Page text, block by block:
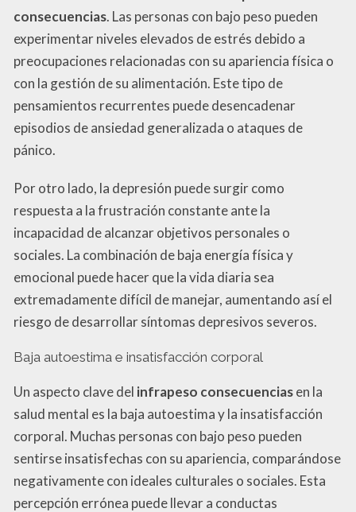
consecuencias. Las personas con bajo peso pueden
experimentar niveles elevados de estrés debido a
preocupaciones relacionadas con su apariencia física o
con la gestión de su alimentación. Este tipo de
pensamientos recurrentes puede desencadenar
episodios de ansiedad generalizada o ataques de
pánico.
Por otro lado, la depresión puede surgir como
respuesta a la frustración constante ante la
incapacidad de alcanzar objetivos personales o
sociales. La combinación de baja energía física y
emocional puede hacer que la vida diaria sea
extremadamente difícil de manejar, aumentando así el
riesgo de desarrollar síntomas depresivos severos.
Baja autoestima e insatisfacción corporal
Un aspecto clave del infrapeso consecuenciasen la
salud mental es la baja autoestima y la insatisfacción
corporal. Muchas personas con bajo peso pueden
sentirse insatisfechas con su apariencia, comparándose
negativamente con ideales culturales o sociales. Esta
percepción errónea puede llevar a conductas